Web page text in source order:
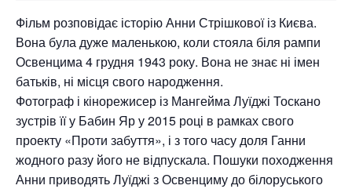
Фільм розповідає історію Анни Стрішкової із Києва.
Вона була дуже маленькою, коли стояла біля рампи
Освенцима 4 грудня 1943 року. Вона не знає ні імен
батьків, ні місця свого народження.
Фотограф і кінорежисер із Мангейма Луїджі Тоскано
зустрів її у Бабин Яр у 2015 році в рамках свого
проекту «Проти забуття», і з того часу доля Ганни
жодного разу його не відпускала. Пошуки походження
Анни приводять Луїджі з Освенциму до білоруського